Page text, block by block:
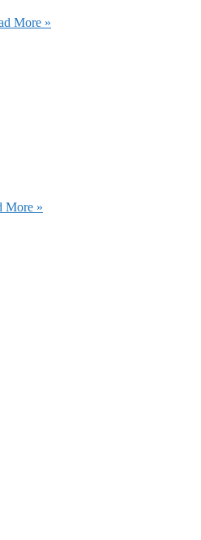
More »
More »